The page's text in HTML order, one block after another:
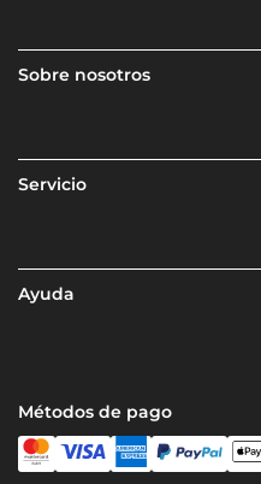
Sobre nosotros
Servicio
Ayuda
Métodos de pago